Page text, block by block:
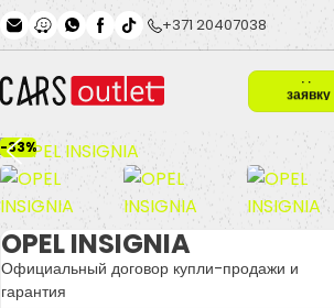
Skip to main content+371 20407038
Подать
заявку
-33%
OPEL INSIGNIA
Официальный договор купли-продажи и
гарантия